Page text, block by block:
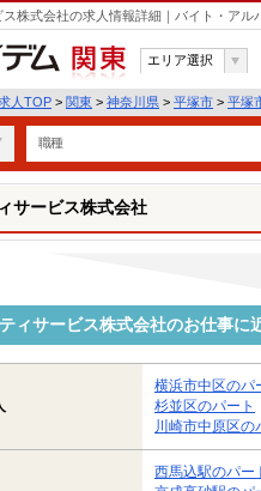
株式会社の求人情報詳細｜バイト・アル
関東
エリア選択
人TOP > 関東 > 神奈川県 > 平塚市 > 平塚
職種
サービス株式会社
ィサービス株式会社のお仕事に
横浜市中区のパ
杉並区のパート
川崎市中原区の
西馬込駅のパー